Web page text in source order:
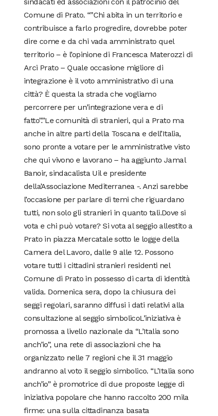
Comune di Prato. “”Chi abita in un territorio e
contribuisce a farlo progredire, dovrebbe poter
dire come e da chi vada amministrato quel
territorio – è l’opinione di Francesca Materozzi di
Arci Prato – Quale occasione migliore di
integrazione è il voto amministrativo di una
città? È questa la strada che vogliamo
percorrere per un’integrazione vera e di
fatto”.”Le comunità di stranieri, qui a Prato ma
anche in altre parti della Toscana e dell’Italia,
sono pronte a votare per le amministrative visto
che qui vivono e lavorano – ha aggiunto Jamal
Banoir, sindacalista Uil e presidente
della’Associazione Mediterranea -. Anzi sarebbe
l’occasione per parlare di temi che riguardano
tutti, non solo gli stranieri in quanto tali.Dove si
vota e chi può votare? Si vota al seggio allestito a
Prato in piazza Mercatale sotto le logge della
Camera del Lavoro, dalle 9 alle 12. Possono
votare tutti i cittadini stranieri residenti nel
Comune di Prato in possesso di carta di identità
valida. Domenica sera, dopo la chiusura dei
seggi regolari, saranno diffusi i dati relativi alla
consultazione al seggio simbolicoL’iniziativa è
promossa a livello nazionale da “L’Italia sono
anch’io”, una rete di associazioni che ha
organizzato nelle 7 regioni che il 31 maggio
andranno al voto il seggio simbolico. “L’Italia sono
anch’io” è promotrice di due proposte legge di
iniziativa popolare che hanno raccolto 200 mila
firme: una sulla cittadinanza basata